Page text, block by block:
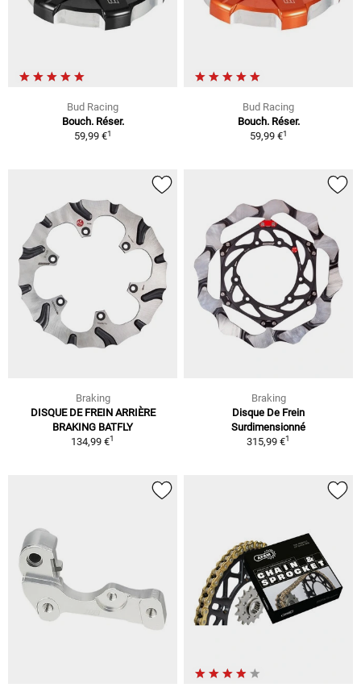
Bud Racing
Bouch. Réser.
59,99 €1
Bud Racing
Bouch. Réser.
59,99 €1
Braking
DISQUE DE FREIN ARRIÈRE
BRAKING BATFLY
134,99 €1
Braking
Disque De Frein
Surdimensionné
315,99 €1